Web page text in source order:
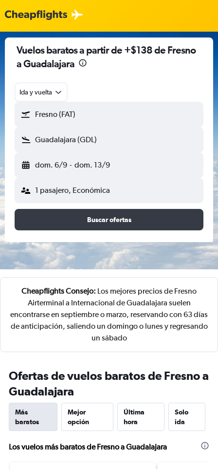
Vuelos baratos a partir de +$138 de Fresno
a Guadalajara
Ida y vuelta
Fresno (FAT)
Guadalajara (GDL)
dom. 6/9 - dom. 13/9
1 pasajero, Económica
Buscar ofertas
Cheapflights Consejo: Los mejores precios de Fresno
Airterminal a Internacional de Guadalajara suelen
encontrarse en septiembre o marzo, reservando con 63 días
de anticipación, saliendo un domingo o lunes y regresando
un sábado
Ofertas de vuelos baratos de Fresno a
Guadalajara
Más
baratos
Mejor
opción
Última
hora
Solo
ida
Los vuelos más baratos de Fresno a Guadalajara